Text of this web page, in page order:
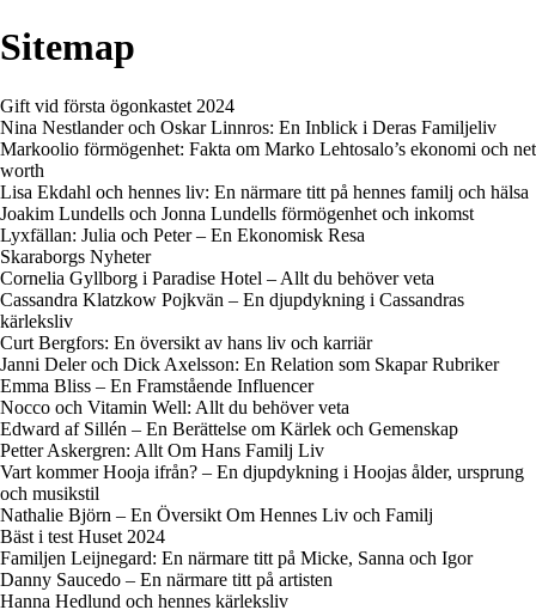
Sitemap
Gift vid första ögonkastet 2024
Nina Nestlander och Oskar Linnros: En Inblick i Deras Familjeliv
Markoolio förmögenhet: Fakta om Marko Lehtosalo’s ekonomi och net
worth
Lisa Ekdahl och hennes liv: En närmare titt på hennes familj och hälsa
Joakim Lundells och Jonna Lundells förmögenhet och inkomst
Lyxfällan: Julia och Peter – En Ekonomisk Resa
Skaraborgs Nyheter
Cornelia Gyllborg i Paradise Hotel – Allt du behöver veta
Cassandra Klatzkow Pojkvän – En djupdykning i Cassandras
kärleksliv
Curt Bergfors: En översikt av hans liv och karriär
Janni Deler och Dick Axelsson: En Relation som Skapar Rubriker
Emma Bliss – En Framstående Influencer
Nocco och Vitamin Well: Allt du behöver veta
Edward af Sillén – En Berättelse om Kärlek och Gemenskap
Petter Askergren: Allt Om Hans Familj Liv
Vart kommer Hooja ifrån? – En djupdykning i Hoojas ålder, ursprung
och musikstil
Nathalie Björn – En Översikt Om Hennes Liv och Familj
Bäst i test Huset 2024
Familjen Leijnegard: En närmare titt på Micke, Sanna och Igor
Danny Saucedo – En närmare titt på artisten
Hanna Hedlund och hennes kärleksliv